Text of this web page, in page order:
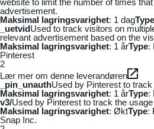
advertisement.
Maksimal lagringsvarighet: 1 dagType
_uetvidUsed to track visitors on
relevant advertisement based on the
Maksimal lagringsvarighet: 1 årType:
Pinterest
2
Lær mer om denne leverandøren
_pin_unauthUsed by Pinterest to
Maksimal lagringsvarighet: 1 årType:
v3/Used by Pinterest to track the
Maksimal lagringsvarighet: ØktType:
Snap Inc.